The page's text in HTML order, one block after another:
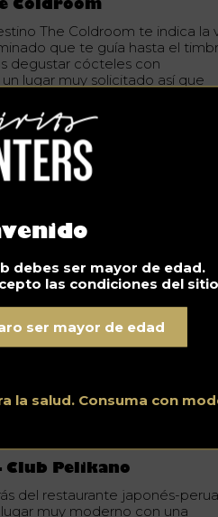
debes ser mayor de edad.
las condiciones del
ser mayor de edad
la salud. Consuma con
Coldroom
The Coldroom te indica la
que te guía hasta el
degustar cócteles con
lugar muy solicitado así que
experimental, dónde te
pm. Uno de los expertos en
de las creaciones con su libre
de acuerdo las temporadas,
llamado Funk Boréale. En esta
con sabores forestales del
Montréal
Club Pelikano
del restaurante japonés-
muy moderno con una